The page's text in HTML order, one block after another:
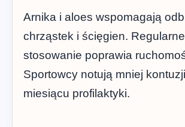
Arnika i aloes wspomagają
chrząstek i ścięgien. Regularne
stosowanie poprawia
Sportowcy notują mniej
miesiącu profilaktyki.